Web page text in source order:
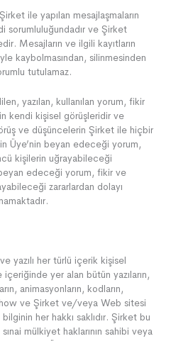
ile yapılan mesajlaşmaların
sorumluluğundadır ve Şirket
Mesajların ve ilgili kayıtların
kaybolmasından, silinmesinden
tutulamaz.
yazılan, kullanılan yorum, fikir
kendi kişisel görüşleridir ve
ve düşüncelerin Şirket ile hiçbir
Üye’nin beyan edeceği yorum,
kişilerin uğrayabileceği
edeceği yorum, fikir ve
zararlardan dolayı
yazılı her türlü içerik kişisel
yer alan bütün yazıların,
animasyonların, kodların,
ve Şirket ve/veya Web sitesi
her hakkı saklıdır. Şirket bu
mülkiyet haklarının sahibi veya